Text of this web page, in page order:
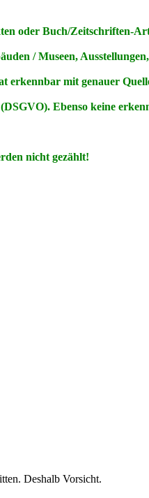
oder Buch/Zeitschriften-
/ Museen,
erkennbar mit genauer
Ebenso keine
nicht gezählt!
Deshalb Vorsicht.